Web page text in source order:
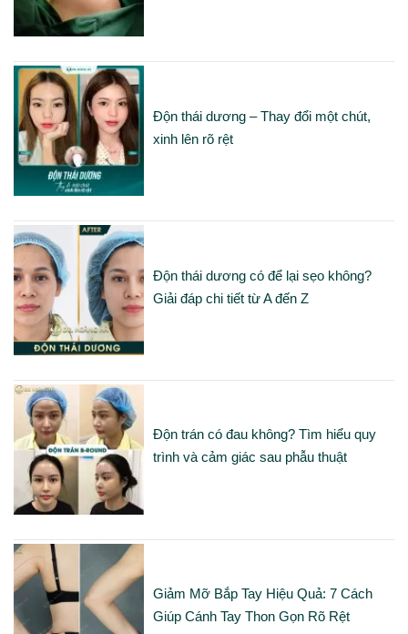
Độn thái dương – Thay đổi một chút,
xinh lên rõ rệt
Độn thái dương có để lại sẹo không?
Giải đáp chi tiết từ A đến Z
Độn trán có đau không? Tìm hiểu quy
trình và cảm giác sau phẫu thuật
Giảm Mỡ Bắp Tay Hiệu Quả: 7 Cách
Giúp Cánh Tay Thon Gọn Rõ Rệt